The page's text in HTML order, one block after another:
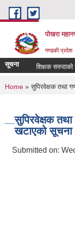
Skip to main content
पोखरा
गण्डकी प्रदेश
सूचना शिक्षक सरुवाको
You are
Home » सुपिरवेक्षक तथा
सुपिरवेक्षक
खटाएकाे सूचना
Submitted on: